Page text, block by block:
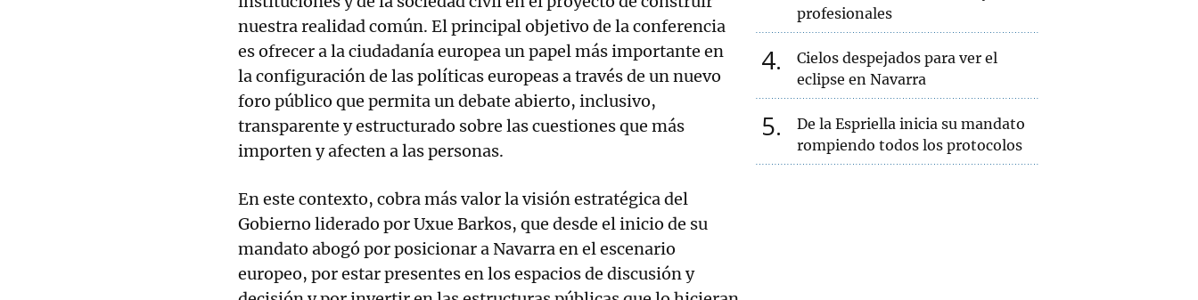
nuestra realidad común. El principal objetivo de la conferencia
es ofrecer a la ciudadanía europea un papel más importante en
la configuración de las políticas europeas a través de un nuevo
foro público que permita un debate abierto, inclusivo,
transparente y estructurado sobre las cuestiones que más
importen y afecten a las personas.
En este contexto, cobra más valor la visión estratégica del
Gobierno liderado por Uxue Barkos, que desde el inicio de su
mandato abogó por posicionar a Navarra en el escenario
europeo, por estar presentes en los espacios de discusión y
profesionales
4
Cielos despejados para ver el
eclipse en Navarra
5
De la Espriella inicia su mandato
rompiendo todos los protocolos